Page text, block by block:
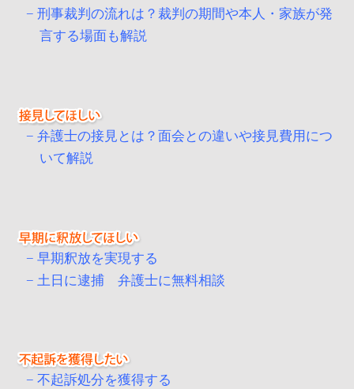
刑事裁判の流れは？裁判の期間や本人・家族が発
言する場面も解説
弁護士の接見とは？面会との違いや接見費用につ
いて解説
早期釈放を実現する
土日に逮捕 弁護士に無料相談
不起訴処分を獲得する